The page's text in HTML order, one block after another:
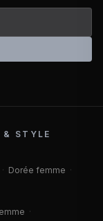
& STYLE
· Dorée femme ·
·